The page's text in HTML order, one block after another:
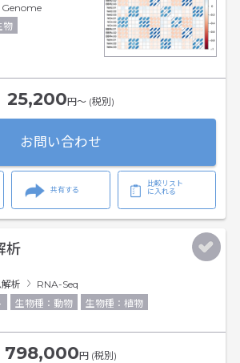
物
25,200円〜 (税別)
お問い合わせ
共有する
比較リスト
に入れる
析
析
RNA-Seq
生物種：動物 生物種：植物
798,000円 (税別)